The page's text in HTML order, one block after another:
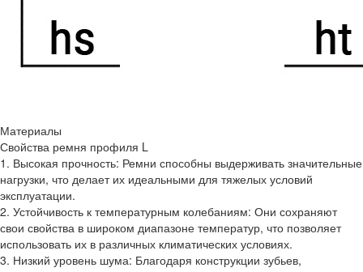
Материалы
Свойства ремня профиля L
1. Высокая прочность: Ремни способны выдерживать значительные
нагрузки, что делает их идеальными для тяжелых условий
эксплуатации.
2. Устойчивость к температурным колебаниям: Они сохраняют
свои свойства в широком диапазоне температур, что позволяет
использовать их в различных климатических условиях.
3. Низкий уровень шума: Благодаря конструкции зубьев,